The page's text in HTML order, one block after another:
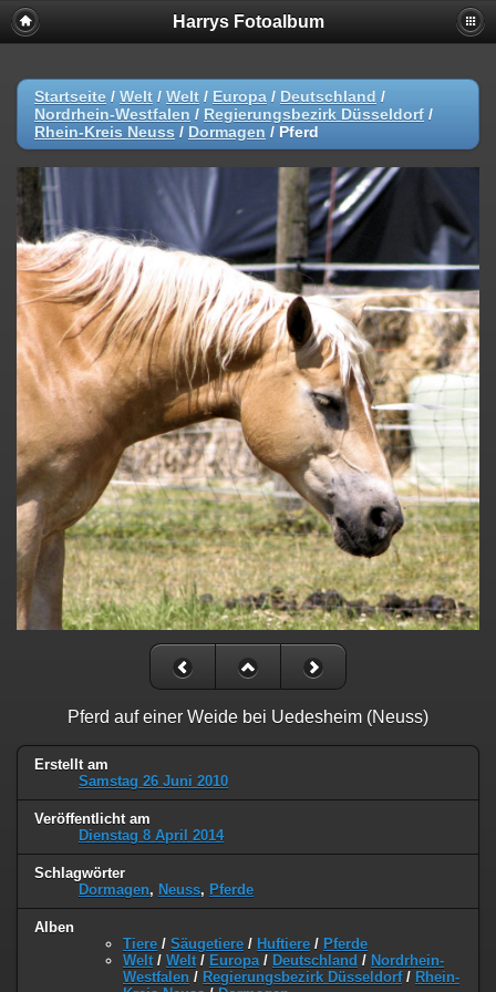
Harrys Fotoalbum
Startseite / Welt / Welt / Europa / Deutschland /
Nordrhein-Westfalen / Regierungsbezirk Düsseldorf /
Rhein-Kreis Neuss / Dormagen / Pferd
Pferd auf einer Weide bei Uedesheim (Neuss)
Erstellt am
Samstag 26 Juni 2010
Veröffentlicht am
Dienstag 8 April 2014
Schlagwörter
Dormagen, Neuss, Pferde
Alben
Tiere / Säugetiere / Huftiere / Pferde
Welt / Welt / Europa / Deutschland / Nordrhein-
Westfalen / Regierungsbezirk Düsseldorf/ Rhein-